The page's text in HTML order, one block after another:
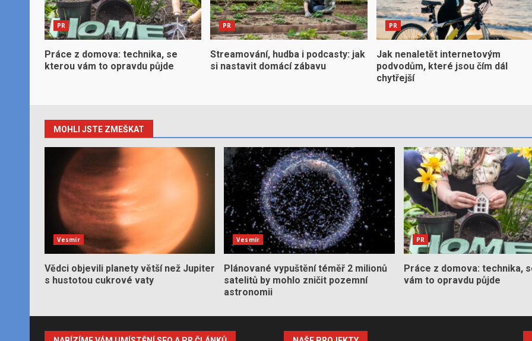
PR
Práce z domova: technika, se
kterou vám to opravdu půjde
PR
Streamování, hudba i podcasty: jak
si nastavit domácí zábavu
PR
Jak nenaletět internetovým
podvodům, které jsou čím dál
chytřejší
MOHLI JSTE ZMEŠKAT
Vesmír
Vědci objevili planety větší než Jupiter
s hustotou cukrové vaty
Vesmír
Plánované vypuštění téměř 2 milionů
satelitů by mohlo zničit pozemní
astronomii
PR
Práce z domova: technika,
vám to opravdu půjde